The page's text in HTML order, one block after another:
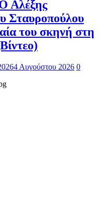
Αλέξης
Σταυροπούλου
του σκηνή στη
4 Αυγούστου 2026 0